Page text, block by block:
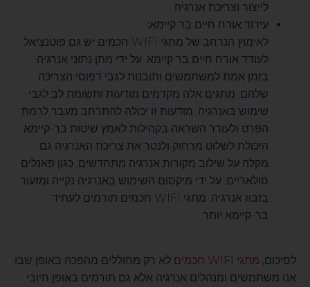
לייצור וצריכת אנרגיה.
עידוד אורח חיים בר קיימא:
לאימוץ הנרחב של מתגי WIFI חכמים יש גם פוטנציאל
לעודד אורח חיים בר קיימא. על ידי מתן נתוני אנרגיה
בזמן אמת למשתמשים ותובנות לגבי דפוסי הצריכה
שלהם, מתגים אלה מקדמים מודעות ותשומת לב לגבי
שימוש באנרגיה. מודעות זו יכולה להתרחב מעבר לרמת
הפרט ולעורר השראה בקהילות לאמץ שיטות בר-קיימא.
היכולת לשלוט מרחוק ולנטר את צריכת האנרגיה גם
מקלה על שילוב מקורות אנרגיה מתחדשים, כגון פאנלים
סולאריים. על ידי מיקסום השימוש באנרגיה נקייה ומזעור
בזבוז אנרגיה, מתגי WIFI חכמים תורמים לעתיד
בר-קיימא יותר.
לסיכום, מתגי WIFI חכמים
לא רק מחוללים מהפכה באופן שבו
אנו משתמשים ומנהלים אנרגיה אלא גם תורמים באופן חיובי